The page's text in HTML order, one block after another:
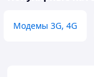
Модемы 3G, 4G